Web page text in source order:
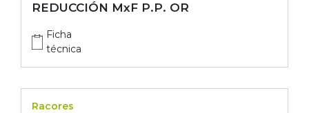
REDUCCIÓN MxF P.P. OR
Ficha
técnica
Racores